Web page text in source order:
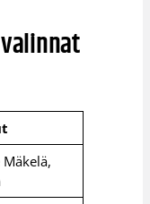
Mäkelä,